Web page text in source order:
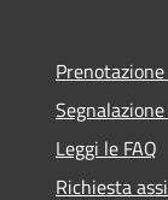
Leggi le FAQ
Richiesta